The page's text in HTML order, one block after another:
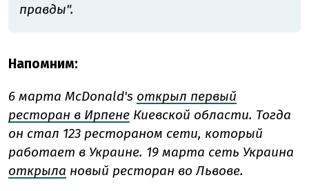
правды".
Напомним:
6 марта McDonald's открыл первый
ресторан в Ирпене Киевской области. Тогда
он стал 123 рестораном сети, который
работает в Украине. 19 марта сеть Украина
открыла новый ресторан во Львове.